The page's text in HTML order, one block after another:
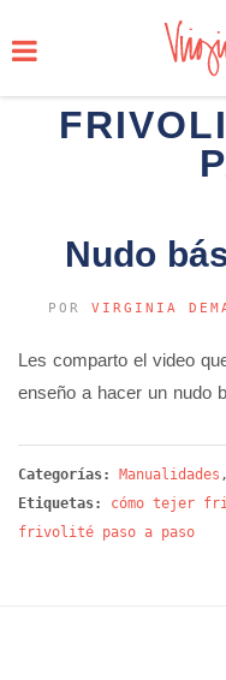
Nudo
POR VIRGINIA
Les comparto el video
enseño a hacer un nudo
Categorías: Manualidades
Etiquetas:
cómo tejer
frivolité paso a paso